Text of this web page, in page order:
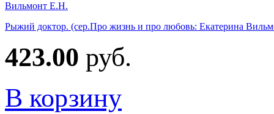
Вильмонт Е.Н.
Рыжий доктор. (сер.Про жизнь и про любовь: Екатерина
423.00 руб.
В корзину